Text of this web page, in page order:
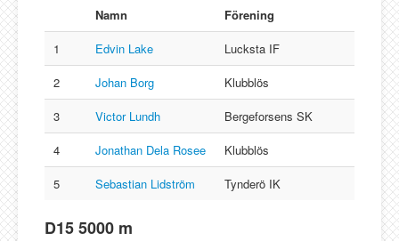
Namn
Förening
1
Edvin Lake
Lucksta IF
2
Johan Borg
Klubblös
3
Victor Lundh
Bergeforsens SK
4
Jonathan Dela Rosee
Klubblös
5
Sebastian Lidström Tynderö IK
D15 5000 m